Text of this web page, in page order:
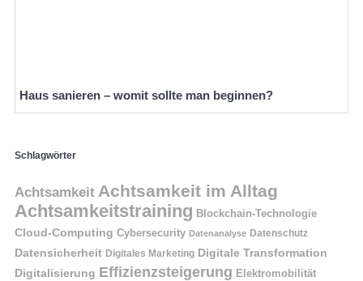
Haus sanieren – womit sollte man beginnen?
Schlagwörter
Achtsamkeit Achtsamkeit im Alltag
Achtsamkeitstraining Blockchain-Technologie
Cloud-Computing Cybersecurity Datenanalyse Datenschutz
Datensicherheit Digitales Marketing Digitale Transformation
Digitalisierung Effizienzsteigerung Elektromobilität